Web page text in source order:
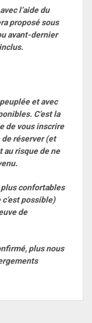
l’aide du
proposé sous
avant-dernier
et avec
C’est la
de vous inscrire
de réserver (et
au risque de ne
confortables
possible)
de
plus nous